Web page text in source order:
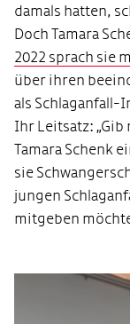
damals hatten,
Doch Tamara
2022 sprach sie
über ihren
als
Ihr Leitsatz: „Gib
Tamara Schenk
sie
jungen
mitgeben